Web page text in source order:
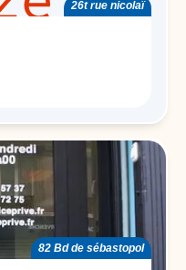
26t rue nicolaï
82 Bd de sébastopol